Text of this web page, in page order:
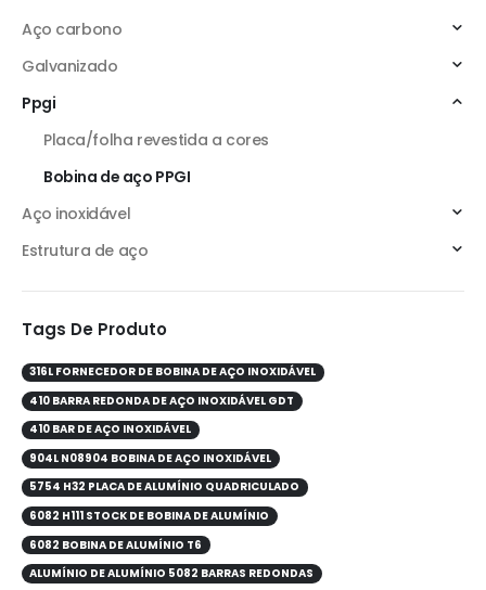
Aço carbono
Galvanizado
Ppgi
Placa/folha revestida a cores
Bobina de aço PPGI
Aço inoxidável
Estrutura de aço
Tags De Produto
316L FORNECEDOR DE BOBINA DE AÇO INOXIDÁVEL
410 BARRA REDONDA DE AÇO INOXIDÁVEL GDT
410 BAR DE AÇO INOXIDÁVEL
904L N08904 BOBINA DE AÇO INOXIDÁVEL
5754 H32 PLACA DE ALUMÍNIO QUADRICULADO
6082 H111 STOCK DE BOBINA DE ALUMÍNIO
6082 BOBINA DE ALUMÍNIO T6
ALUMÍNIO DE ALUMÍNIO 5082 BARRAS REDONDAS